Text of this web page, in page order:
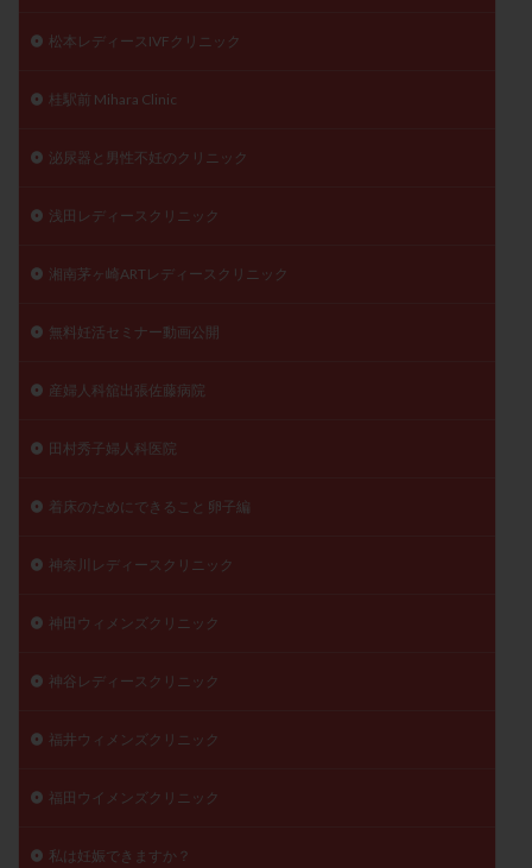
松本レディースIVFクリニック
桂駅前 Mihara Clinic
泌尿器と男性不妊のクリニック
浅田レディースクリニック
湘南茅ヶ崎ARTレディースクリニック
無料妊活セミナー動画公開
産婦人科舘出張佐藤病院
田村秀子婦人科医院
着床のためにできること 卵子編
神奈川レディースクリニック
神田ウィメンズクリニック
神谷レディースクリニック
福井ウィメンズクリニック
福田ウイメンズクリニック
私は妊娠できますか？